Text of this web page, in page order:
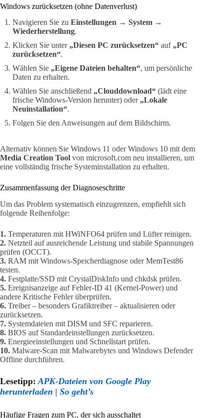
Windows zurücksetzen (ohne Datenverlust)
Navigieren Sie zu Einstellungen → System →
Wiederherstellung.
Klicken Sie unter „Diesen PC zurücksetzen“ auf „PC
zurücksetzen“.
Wählen Sie „Eigene Dateien behalten“, um persönliche
Daten zu erhalten.
Wählen Sie anschließend „Clouddownload“ (lädt eine
frische Windows-Version herunter) oder „Lokale
Neuinstallation“.
Folgen Sie den Anweisungen auf dem Bildschirm.
Alternativ können Sie Windows 11 oder Windows 10 mit dem
Media Creation Tool von microsoft.com neu installieren, um
eine vollständig frische Systeminstallation zu erhalten.
Zusammenfassung der Diagnoseschritte
Um das Problem systematisch einzugrenzen, empfiehlt sich
folgende Reihenfolge:
1. Temperaturen mit HWiNFO64 prüfen und Lüfter reinigen.
2. Netzteil auf ausreichende Leistung und stabile Spannungen
prüfen (OCCT).
3. RAM mit Windows-Speicherdiagnose oder MemTest86
testen.
4. Festplatte/SSD mit CrystalDiskInfo und chkdsk prüfen.
5. Ereignisanzeige auf Fehler-ID 41 (Kernel-Power) und
andere Kritische Fehler überprüfen.
6. Treiber – besonders Grafiktreiber – aktualisieren oder
zurücksetzen.
7. Systemdateien mit DISM und SFC reparieren.
8. BIOS auf Standardeinstellungen zurücksetzen.
9. Energieeinstellungen und Schnellstart prüfen.
10. Malware-Scan mit Malwarebytes und Windows Defender
Offline durchführen.
Lesetipp: APK-Dateien von Google Play
herunterladen | So geht’s
Häufige Fragen zum PC, der sich ausschaltet